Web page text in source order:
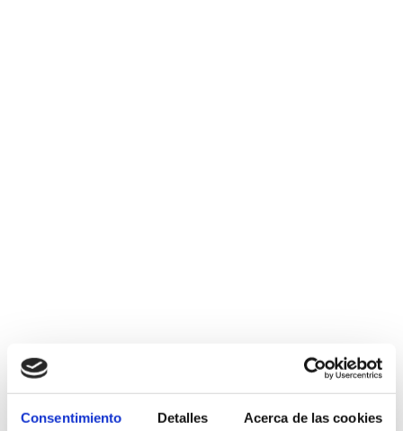
Consentimiento Detalles Acerca de las cookies